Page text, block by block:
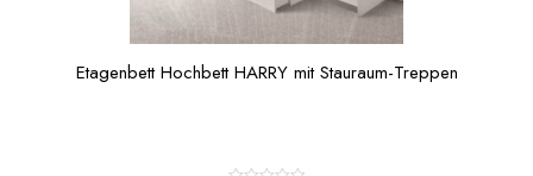
Etagenbett Hochbett HARRY mit Stauraum-Treppen